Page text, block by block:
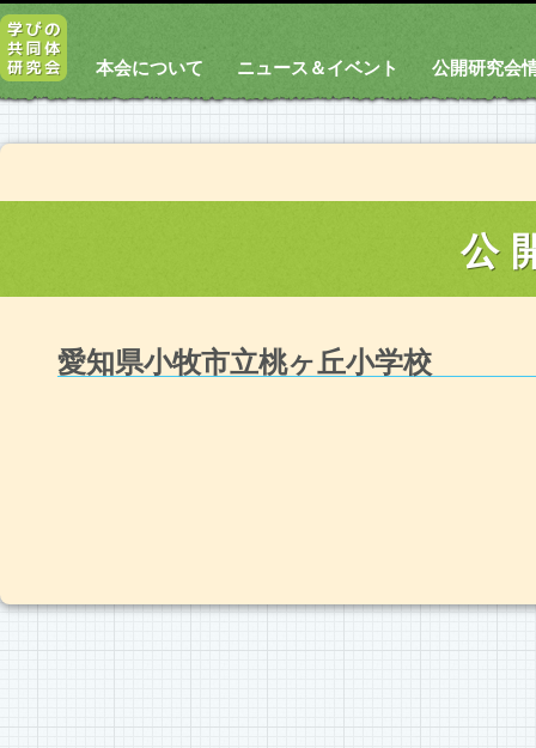
本会について ニュース＆イベント 公開研究会
公
愛知県小牧市立桃ヶ丘小学校